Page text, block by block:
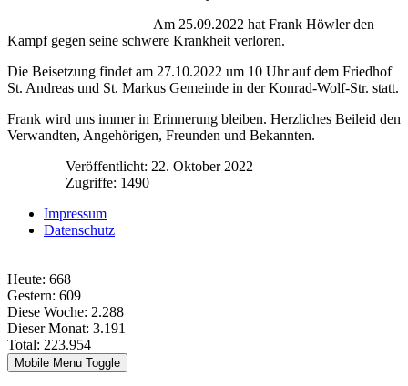
Am 25.09.2022 hat Frank Höwler den
Kampf gegen seine schwere Krankheit verloren.
Die Beisetzung findet am 27.10.2022 um 10 Uhr auf dem Friedhof
St. Andreas und St. Markus Gemeinde in der Konrad-Wolf-Str. statt.
Frank wird uns immer in Erinnerung bleiben. Herzliches Beileid den
Verwandten, Angehörigen, Freunden und Bekannten.
Veröffentlicht: 22. Oktober 2022
Zugriffe: 1490
Impressum
Datenschutz
Heute: 668
Gestern: 609
Diese Woche: 2.288
Dieser Monat: 3.191
Total: 223.954
Mobile Menu Toggle